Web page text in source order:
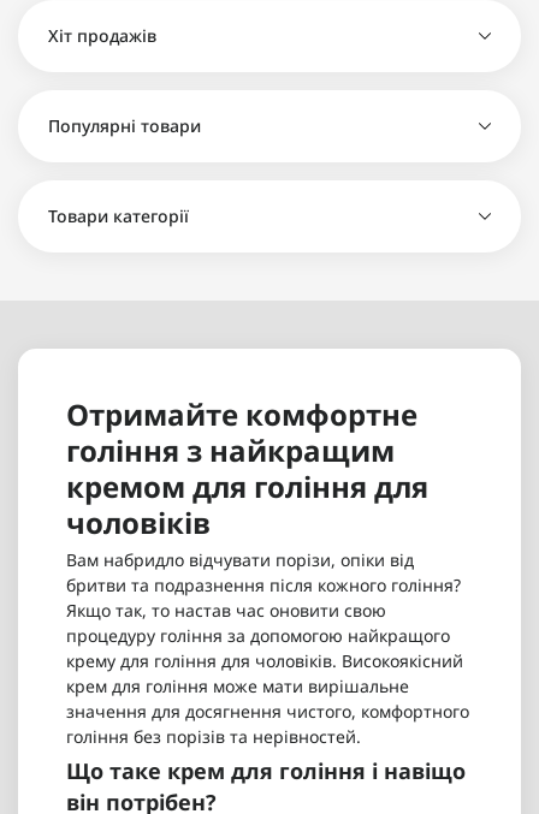
Хіт продажів
Крем для гоління Proraso Shaving Cream Tube
Sensitive 150мл - 230 грн
Shave Cream 450 мл - 850 грн
Популярні товари
Крем для гоління Proraso Refreshing shaving
Крем для гоління Proraso Shaving Cream Cypress
Крем для гоління Proraso Shaving Cream Mini 10
мл - 30 грн
Крем для гоління Proraso Shaving Cream Tube
Refresh Eucalyptus 500мл - 745 грн
Товари категорії
Отримайте комфортне
гоління з найкращим
кремом для гоління для
чоловіків
Вам набридло відчувати порізи, опіки від
бритви та подразнення після кожного гоління?
Якщо так, то настав час оновити свою
процедуру гоління за допомогою найкращого
крему для гоління для чоловіків. Високоякісний
крем для гоління може мати вирішальне
значення для досягнення чистого, комфортного
гоління без порізів та нерівностей.
Що таке крем для гоління і навіщо
він потрібен?